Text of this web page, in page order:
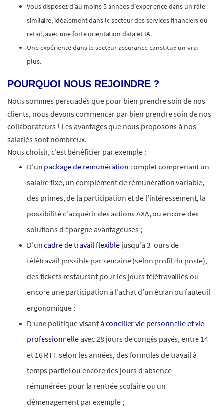
Vous disposez d’au moins 5 années d’expérience dans un rôle
similaire, idéalement dans le secteur des services financiers ou
retail, avec une forte orientation data et IA.
Une expérience dans le secteur assurance constitue un vrai
plus.
POURQUOI NOUS REJOINDRE ?
Nous sommes persuadés que pour bien prendre soin de nos
clients, nous devons commencer par bien prendre soin de nos
collaborateurs ! Les avantages que nous proposons à nos
salariés sont nombreux.​
Nous choisir, c’est bénéficier par exemple :
D’un package de rémunération complet comprenant un
salaire fixe, un complément de rémunération variable,
des primes, de la participation et de l’intéressement, la
possibilité d’acquérir des actions AXA, ou encore des
solutions d’épargne avantageuses ;
D’un cadre de travail flexible jusqu’à 3 jours de
télétravail possible par semaine (selon profil du poste),
des tickets restaurant pour les jours télétravaillés ou
encore une participation à l’achat d’un écran ou fauteuil
ergonomique ;​
D’une politique visant à concilier vie personnelle et vie
professionnelle avec 28 jours de congés payés, entre 14
et 16 RTT selon les années, des formules de travail à
temps partiel ou encore des jours d’absence
rémunérées pour la rentrée scolaire ou un
déménagement par exemple ;